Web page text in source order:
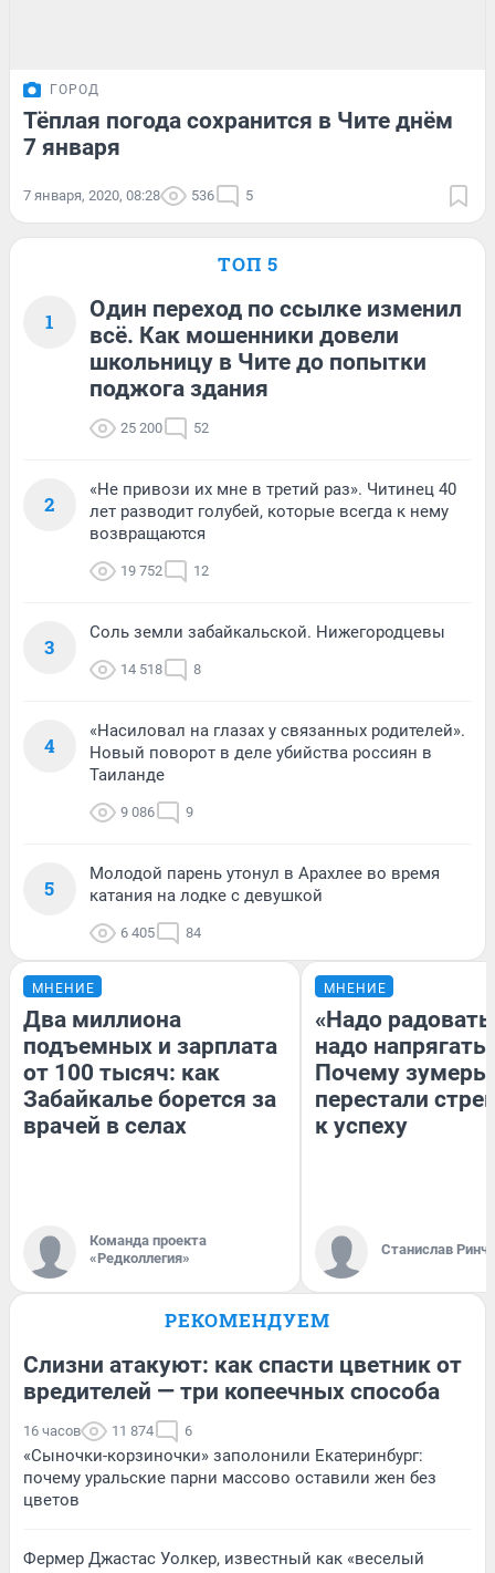
ГОРОД
Тёплая погода сохранится в Чите днём
7 января
7 января, 2020, 08:28 536 5
ТОП 5
1
Один переход по ссылке изменил
всё. Как мошенники довели
школьницу в Чите до попытки
поджога здания
25 200 52
2
«Не привози их мне в третий раз». Читинец 40
лет разводит голубей, которые всегда к нему
возвращаются
19 752 12
3
Соль земли забайкальской. Нижегородцевы
14 518 8
4
«Насиловал на глазах у связанных родителей».
Новый поворот в деле убийства россиян в
Таиланде
9 086 9
5
Молодой парень утонул в Арахлее во время
катания на лодке с девушкой
6 405 84
МНЕНИЕ
Два миллиона
подъемных и зарплата
от 100 тысяч: как
Забайкалье борется за
врачей в селах
Команда проекта
«Редколлегия»
МНЕНИЕ
«Надо
надо
Почему зумеры
перестали
к успеху
Станислав
РЕКОМЕНДУЕМ
Слизни атакуют: как спасти цветник от
вредителей — три копеечных способа
16 часов 11 874 6
«Сыночки-корзиночки» заполонили Екатеринбург:
почему уральские парни массово оставили жен без
цветов
Фермер Джастас Уолкер, известный как «веселый